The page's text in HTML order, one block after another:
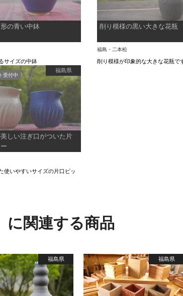
の青い中鉢
サイズの中鉢
削り模様の黒い大きな花瓶
福島・二本松
削り模様が印象的な大きな花瓶で
福島県
しい注ぎ口がついた片
使いやすいサイズの片口ピッ
受付中
に関連する商品
福島県 福島県